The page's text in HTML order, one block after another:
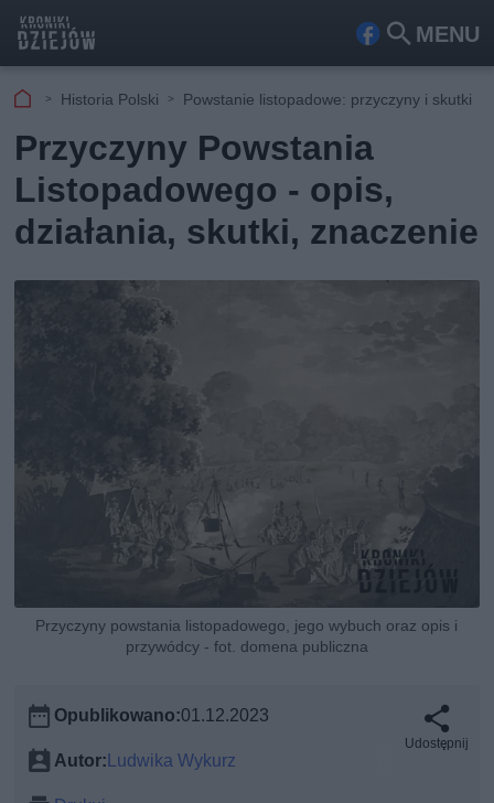
MENU
Fa
ook
Szu
Historia Polski Powstanie listopadowe: przyczyny i skutki
Przyczyny Powstania
Listopadowego - opis,
działania, skutki, znaczenie
Przyczyny powstania listopadowego, jego wybuch oraz opis i
przywódcy - fot. domena publiczna
Opublikowano:01.12.2023
Autor:Ludwika Wykurz
Udostępnij